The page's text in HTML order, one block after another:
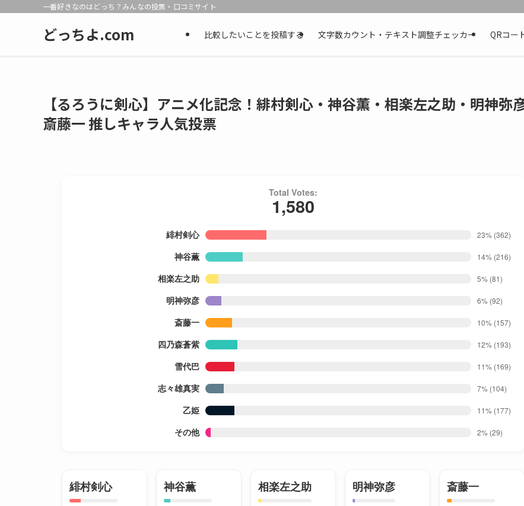
一番好きなのはどっち？みんなの投票・口コミサイト
どっちよ.com 比較したいことを投稿する 文字数カウント・テキスト調整チェッカー QRコー
【るろうに剣心】アニメ化記念！緋村剣心・神谷薫・相楽左之助・明神弥
斎藤一 推しキャラ人気投票
Total Votes:
1,580
緋村剣心 23% (362)
神谷薫 14% (216)
相楽左之助 5% (81)
明神弥彦 6% (92)
斎藤一 10% (157)
四乃森蒼紫 12% (193)
雪代巴 11% (169)
志々雄真実 7% (104)
乙姫 11% (177)
その他 2% (29)
緋村剣心 神谷薫 相楽左之助 明神弥彦 斎藤一